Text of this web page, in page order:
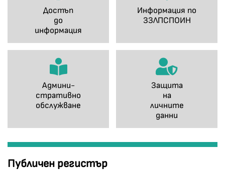
Достъп
до
информация
Информация по
ЗЗЛПСПОИН
Админи-
стративно
обслужване
Защита
на
личните
данни
Публичен регистър